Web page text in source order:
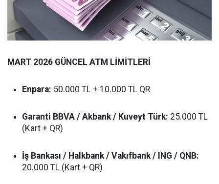
MART 2026 GÜNCEL ATM LİMİTLERİ
Enpara: 50.000 TL + 10.000 TL QR
Garanti BBVA / Akbank / Kuveyt Türk: 25.000 TL
(Kart + QR)
İş Bankası / Halkbank / Vakıfbank / ING / QNB:
20.000 TL (Kart + QR)